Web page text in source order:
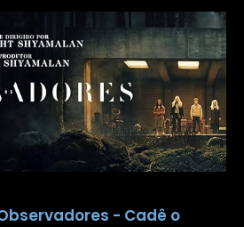
- Cadê o